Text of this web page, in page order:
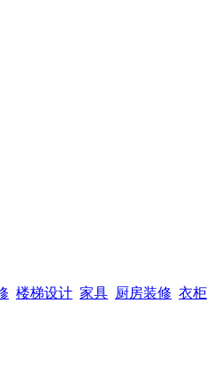
楼梯设计 家具 厨房装修 衣柜